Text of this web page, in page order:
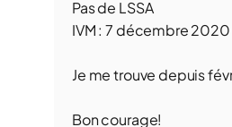
Pas de LSSA
IVM : 7 décembre 2020
Je me trouve depuis
Bon courage!